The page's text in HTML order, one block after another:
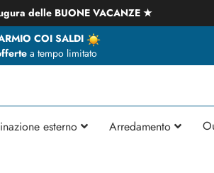
delle BUONE VACANZE ★
COI SALDI
a tempo limitato
esterno Arredamento